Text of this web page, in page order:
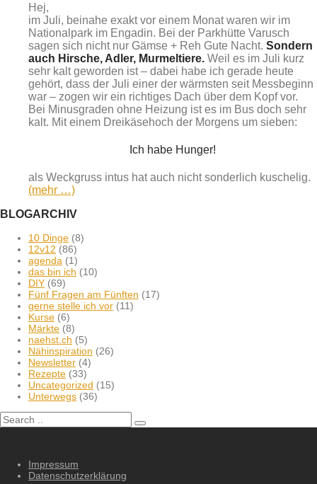
Hej,
im Juli, beinahe exakt vor einem Monat waren wir im
Nationalpark im Engadin. Bei der Parkhütte Varusch
sagen sich nicht nur Gämse + Reh Gute Nacht. Sondern
auch Hirsche, Adler, Murmeltiere. Weil es im Juli kurz
sehr kalt geworden ist – dabei habe ich gerade heute
gehört, dass der Juli einer der wärmsten seit Messbeginn
war – zogen wir ein richtiges Dach über dem Kopf vor.
Bei Minusgraden ohne Heizung ist es im Bus doch sehr
kalt. Mit einem Dreikäsehoch der Morgens um sieben:
Ich habe Hunger!
als Weckgruss intus hat auch nicht sonderlich kuschelig.
(mehr …)
BLOGARCHIV
10 Dinge (8)
12v12 (86)
agenda (1)
das bin ich (10)
DIY (69)
Fünf Fragen am Fünften (17)
gerne stelle ich vor (11)
Kurse (6)
Märkte (8)
naehst.ch (5)
Nähinspiration (26)
Newsletter (4)
Rezepte (33)
Uncategorized (15)
Unterwegs (36)
Impressum
Datenschutzerklärung